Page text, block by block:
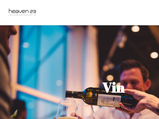
Vin